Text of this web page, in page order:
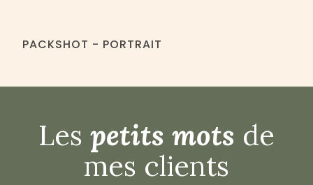
PACKSHOT - PORTRAIT
Les petits mots de
mes clients